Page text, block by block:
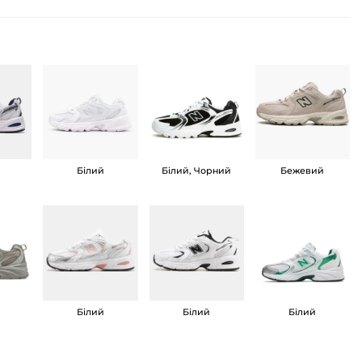
Білий Білий, Чорний Бежевий
Білий Білий Білий